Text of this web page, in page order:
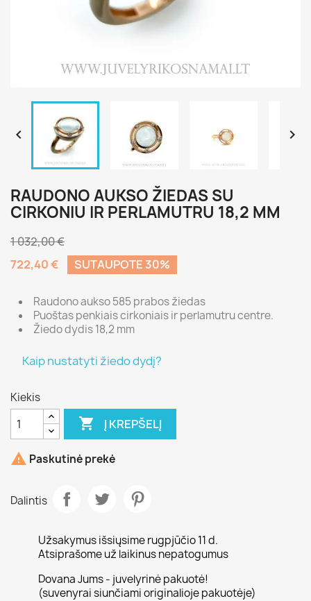
 
RAUDONO AUKSO ŽIEDAS SU
CIRKONIU IR PERLAMUTRU 18,2 MM
1 032,00 €
722,40 €
SUTAUPOTE 30%
Raudono aukso 585 prabos žiedas
Puoštas penkiais cirkoniais ir perlamutru centre.
Žiedo dydis 18,2 mm
Kaip nustatyti žiedo dydį?
Kiekis
 Į KREPŠELĮ
 Paskutinė prekė
Dalintis
Užsakymus išsiųsime rugpjūčio 11 d.
Atsiprašome už laikinus nepatogumus
Dovana Jums - juvelyrinė pakuotė!
(suvenyrai siunčiami originalioje pakuotėje)